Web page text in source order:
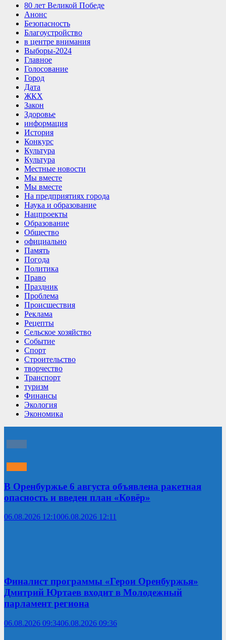
80 лет Великой Победе
Анонс
Безопасность
Благоустройство
в центре внимания
Выборы-2024
Главное
Голосование
Город
Дата
ЖКХ
Закон
Здоровье
информация
История
Конкурс
Культура
Культура
Местные новости
Мы вместе
Мы вместе
На предприятиях города
Наука и образование
Нацпроекты
Образование
Общество
официально
Память
Погода
Политика
Право
Праздник
Проблема
Происшествия
Реклама
Рецепты
Сельское хозяйство
Событие
Спорт
Строительство
творчество
Транспорт
туризм
Финансы
Экология
Экономика
В Оренбуржье 6 августа объявлена ракетная
опасность и введен план «Ковёр»
06.08.2026 12:1006.08.2026 12:11
Финалист программы «Герои Оренбуржья»
Дмитрий Юртаев входит в Молодежный
парламент региона
06.08.2026 09:3406.08.2026 09:36